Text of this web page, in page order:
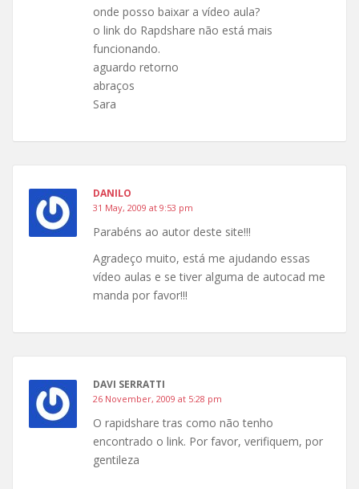
onde posso baixar a vídeo aula?
o link do Rapdshare não está mais
funcionando.
aguardo retorno
abraços
Sara
DANILO
31 May, 2009 at 9:53 pm
Parabéns ao autor deste site!!!
Agradeço muito, está me ajudando essas
vídeo aulas e se tiver alguma de autocad me
manda por favor!!!
DAVI SERRATTI
26 November, 2009 at 5:28 pm
O rapidshare tras como não tenho
encontrado o link. Por favor, verifiquem, por
gentileza